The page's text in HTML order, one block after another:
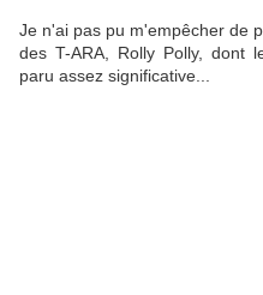
Je n'ai pas pu m'empêcher de
des T-ARA, Rolly Polly, dont
paru assez significative...